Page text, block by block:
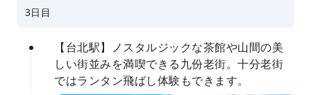
3日目
【台北駅】ノスタルジックな茶館や山間の美
しい街並みを満喫できる九份老街。十分老街
ではランタン飛ばし体験もできます。